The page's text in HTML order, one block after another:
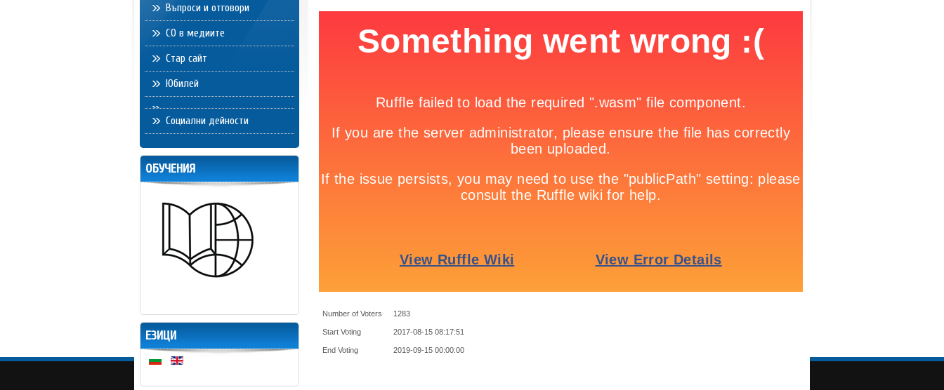
Number of Voters 1283
Start Voting 2017-08-15 08:17:51
End Voting 2019-09-15 00:00:00
Въпроси и отговори
СО в медиите
Стар сайт
Юбилей
Социални дейности
ОБУЧЕНИЯ
ЕЗИЦИ